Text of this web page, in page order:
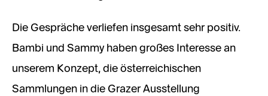
Die Gespräche verliefen insgesamt sehr positiv.
Bambi und Sammy haben großes Interesse an
unserem Konzept, die österreichischen
Sammlungen in die Grazer Ausstellung